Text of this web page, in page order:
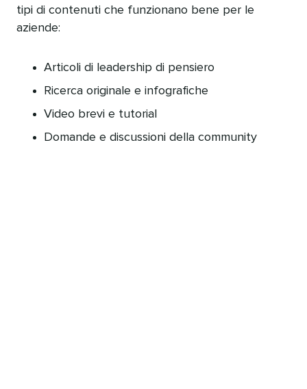
tipi di contenuti che funzionano bene per le
aziende:​​
Articoli di leadership di pensiero​​
Ricerca originale e infografiche​​
Video brevi e tutorial​​
Domande e discussioni della community​​